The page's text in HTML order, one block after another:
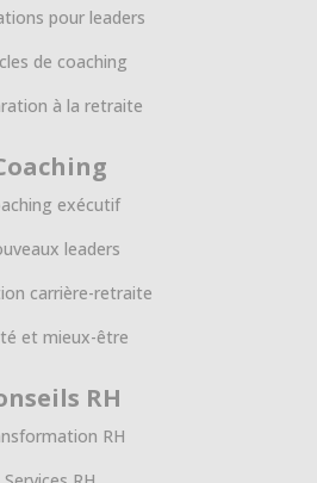
pour leaders
de coaching
à la retraite
exécutif
leaders
carrière-retraite
et mieux-être
RH
RH